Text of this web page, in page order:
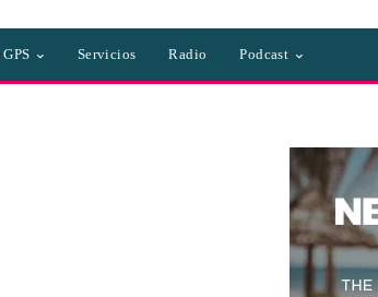
Servicios Radio Podcast